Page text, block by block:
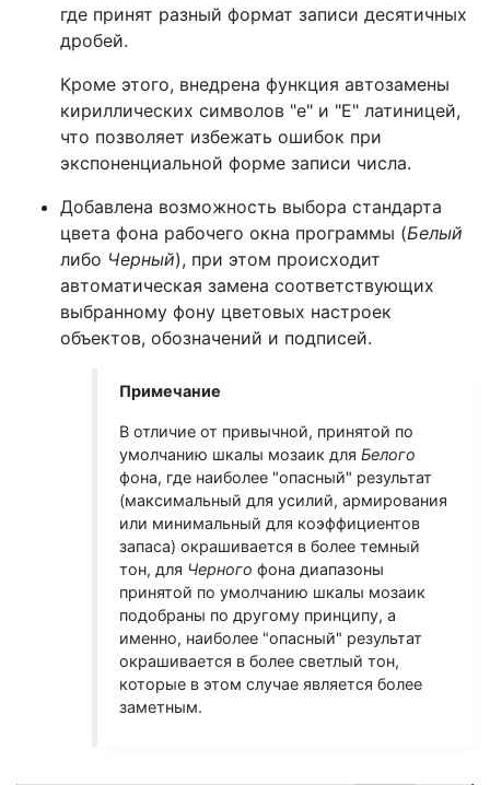
где принят разный формат записи десятичных
дробей.
Кроме этого, внедрена функция автозамены
кириллических символов "e" и "Е" латиницей,
что позволяет избежать ошибок при
экспоненциальной форме записи числа.
Добавлена возможность выбора стандарта
цвета фона рабочего окна программы (Белый
либо Черный), при этом происходит
автоматическая замена соответствующих
выбранному фону цветовых настроек
объектов, обозначений и подписей.
Примечание
В отличие от привычной, принятой по
умолчанию шкалы мозаик для Белого
фона, где наиболее "опасный" результат
(максимальный для усилий, армирования
или минимальный для коэффициентов
запаса) окрашивается в более темный
тон, для Черного фона диапазоны
принятой по умолчанию шкалы мозаик
подобраны по другому принципу, а
именно, наиболее "опасный" результат
окрашивается в более светлый тон,
которые в этом случае является более
заметным.